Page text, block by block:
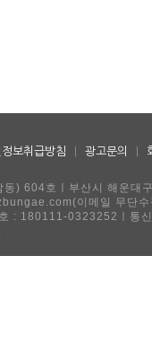
보취급방침 광고문의
) 604호ㅣ부산시 해운
이메일 무단수
: 180111-0323252ㅣ통